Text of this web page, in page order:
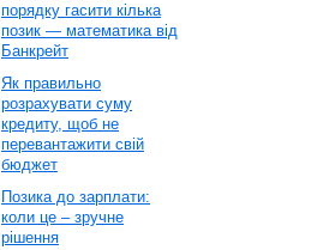
порядку гасити кілька
позик — математика від
Банкрейт
Як правильно
розрахувати суму
кредиту, щоб не
перевантажити свій
бюджет
Позика до зарплати:
коли це – зручне
рішення